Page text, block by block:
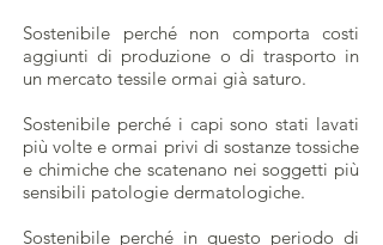
Sostenibile perché non comporta costi
aggiunti di produzione o di trasporto in
un mercato tessile ormai già saturo.
Sostenibile perché i capi sono stati lavati
più volte e ormai privi di sostanze tossiche
e chimiche che scatenano nei soggetti più
sensibili patologie dermatologiche.
Sostenibile perché in questo periodo di